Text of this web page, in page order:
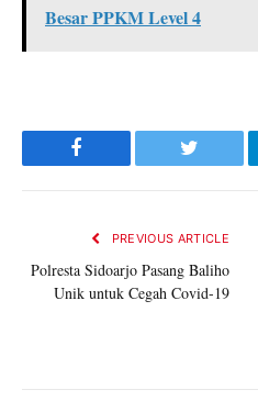
Besar PPKM Level 4
Facebook Twitter
PREVIOUS ARTICLE
Polresta Sidoarjo Pasang Baliho
Unik untuk Cegah Covid-19